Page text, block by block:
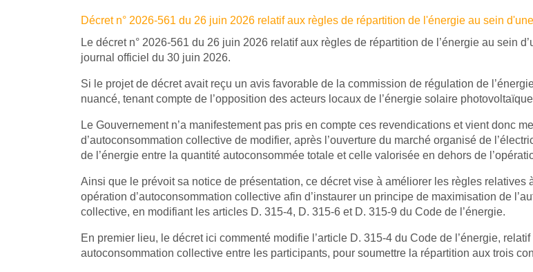
Décret n° 2026-561 du 26 juin 2026 relatif aux règles de répartition de l'énergie au sein
Le décret n° 2026-561 du 26 juin 2026 relatif aux règles de répartition de l’énergie au sein
journal officiel du 30 juin 2026.
Si le projet de décret avait reçu un avis favorable de la commission de régulation de
nuancé, tenant compte de l’opposition des acteurs locaux de l’énergie solaire
Le Gouvernement n’a manifestement pas pris en compte ces revendications et vient donc
d’autoconsommation collective de modifier, après l’ouverture du marché organisé de
de l’énergie entre la quantité autoconsommée totale et celle valorisée en dehors de
Ainsi que le prévoit sa notice de présentation, ce décret vise à améliorer les règles relatives
opération d’autoconsommation collective afin d’instaurer un principe de maximisation de
collective, en modifiant les articles D. 315-4, D. 315-6 et D. 315-9 du Code de l’énergie.
En premier lieu, le décret ici commenté modifie l’article D. 315-4 du Code de l’énergie,
autoconsommation collective entre les participants, pour soumettre la répartition aux trois